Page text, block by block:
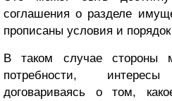
соглашения о разделе
прописаны условия и
В таком случае стороны
потребности,
договариваясь о том,